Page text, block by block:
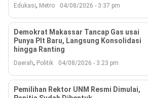
Edukasi, Metro 04/08/2026 - 3:37 pm
Demokrat Makassar Tancap Gas usai
Punya Plt Baru, Langsung Konsolidasi
hingga Ranting
Daerah, Politik 04/08/2026 - 3:23 pm
Pemilihan Rektor UNM Resmi Dimulai,